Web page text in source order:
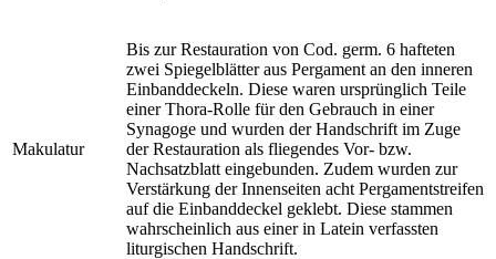
Makulatur
Bis zur Restauration von Cod. germ. 6 hafteten
zwei Spiegelblätter aus Pergament an den inneren
Einbanddeckeln. Diese waren ursprünglich Teile
einer Thora-Rolle für den Gebrauch in einer
Synagoge und wurden der Handschrift im Zuge
der Restauration als fliegendes Vor- bzw.
Nachsatzblatt eingebunden. Zudem wurden zur
Verstärkung der Innenseiten acht Pergamentstreifen
auf die Einbanddeckel geklebt. Diese stammen
wahrscheinlich aus einer in Latein verfassten
liturgischen Handschrift.